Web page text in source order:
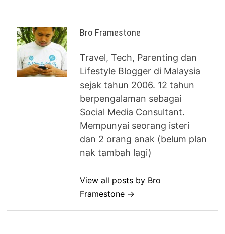
Bro Framestone
Travel, Tech, Parenting dan
Lifestyle Blogger di Malaysia
sejak tahun 2006. 12 tahun
berpengalaman sebagai
Social Media Consultant.
Mempunyai seorang isteri
dan 2 orang anak (belum plan
nak tambah lagi)
View all posts by Bro
Framestone →